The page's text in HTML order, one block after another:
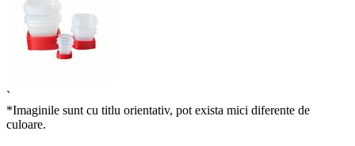
`
*Imaginile sunt cu titlu orientativ, pot exista mici diferente de
culoare.